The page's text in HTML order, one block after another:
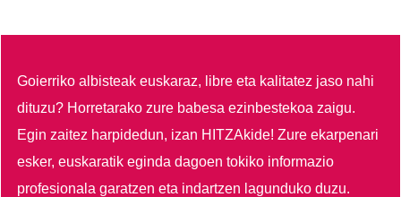
Goierriko albisteak euskaraz, libre eta kalitatez jaso nahi
dituzu? Horretarako zure babesa ezinbestekoa zaigu.
Egin zaitez harpidedun, izan HITZAkide!Zure ekarpenari
esker, euskaratik eginda dagoen tokiko informazio
profesionala garatzen eta indartzen lagunduko duzu.